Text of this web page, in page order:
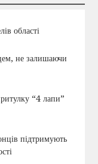
області
не залишаючи
“4 лапи”
підтримують